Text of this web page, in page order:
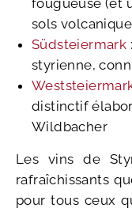
fougueuse (et
sols
Südsteiermark
styrienne,
distinctif
Wildbacher
Les vins de
rafraîchissants
pour tous ceux